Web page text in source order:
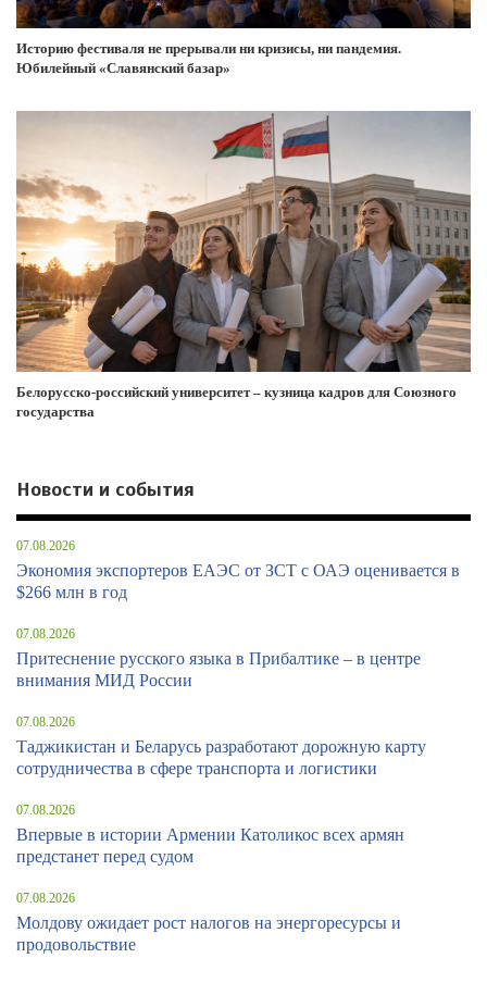
Историю фестиваля не прерывали ни кризисы, ни пандемия.
Юбилейный «Славянский базар»
Белорусско-российский университет – кузница кадров для Союзного
государства
Новости и события
07.08.2026
Экономия экспортеров ЕАЭС от ЗСТ с ОАЭ оценивается в
$266 млн в год
07.08.2026
Притеснение русского языка в Прибалтике – в центре
внимания МИД России
07.08.2026
Таджикистан и Беларусь разработают дорожную карту
сотрудничества в сфере транспорта и логистики
07.08.2026
Впервые в истории Армении Католикос всех армян
предстанет перед судом
07.08.2026
Молдову ожидает рост налогов на энергоресурсы и
продовольствие